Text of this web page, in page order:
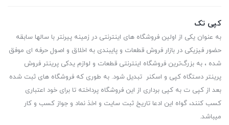
کپی تک
به عنوان یکی از اولین فروشگاه های اینترنتی در زمینه پیرنتر با سالها سابقه
حضور فیزیکی در بازار فروش قطعات و پایبندی به اخلاق و اصول حرفه ای موفق
شده ، به بزرگ‌ترین فروشگاه اینترنتی قطعات و لوازم یدکی پرینتر فروش
پرینتر دستگاه کپی و اسکنر تبدیل شود. به طوری که فروشگاه های ثبت شده
بعد از کپی ت به کپی برداری از این فروشگاه پرداخته تا برای خود اعتباری
کسب کنند، گواه این ادعا تاریخ ثبت سایت و اخذ نماد و جواز کسب و کار
میباشد.